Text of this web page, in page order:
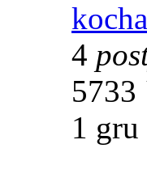
4
5733
1